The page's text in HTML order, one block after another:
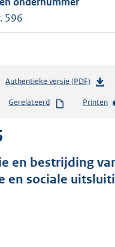
596
Authentieke versie (PDF)b
s
s
g
Gerelateerd Printen
en bestrijding
en sociale